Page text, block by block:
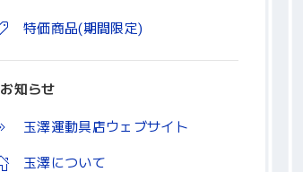
特価商品(期間限定)
お知らせ
玉澤運動具店ウェブサイト
玉澤について